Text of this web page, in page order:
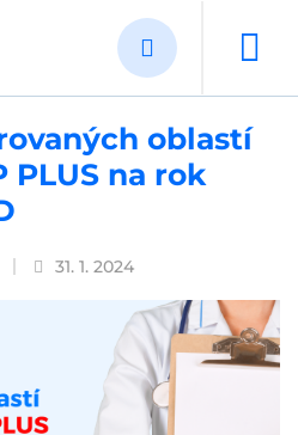
oblastí
PLUS na rok
31. 1. 2024